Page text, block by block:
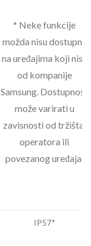
* Neke funkcije
možda nisu dostupne
na uređajima koji nisu
od kompanije
Samsung. Dostupnost
može varirati u
zavisnosti od tržišta,
operatora ili
povezanog uređaja.
IP57*